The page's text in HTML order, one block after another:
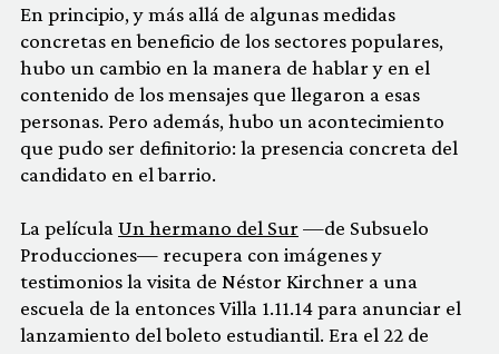
En principio, y más allá de algunas medidas
concretas en beneficio de los sectores populares,
hubo un cambio en la manera de hablar y en el
contenido de los mensajes que llegaron a esas
personas. Pero además, hubo un acontecimiento
que pudo ser definitorio: la presencia concreta del
candidato en el barrio.
La película Un hermano del Sur—de Subsuelo
Producciones— recupera con imágenes y
testimonios la visita de Néstor Kirchner a una
escuela de la entonces Villa 1.11.14 para anunciar el
lanzamiento del boleto estudiantil. Era el 22 de